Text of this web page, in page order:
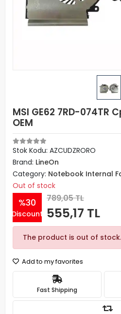
MSI GE62 7RD-074TR
OEM
Stok Kodu: AZCUDZRORO
Brand: LineOn
Category: Notebook Internal
Out of stock
%30
Discount
789,05 TL
555,17 TL
The product is out of stock.
Add to my favorites
Fast Shipping